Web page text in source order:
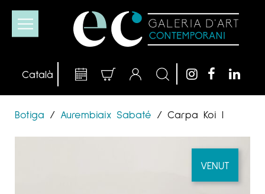
Botiga / Aurembiaix Sabaté / Carpa Koi I
VENUT